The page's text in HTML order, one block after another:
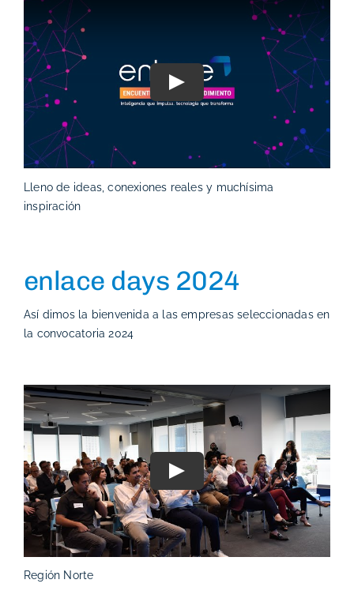
Play
Lleno de ideas, conexiones reales y muchísima
inspiración
enlace days 2024
Así dimos la bienvenida a las empresas seleccionadas en
la convocatoria 2024
Play
Región Norte